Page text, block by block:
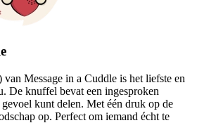
Message in a Cuddle is het liefste en
De knuffel bevat een ingesproken
kunt delen. Met één druk op de
op. Perfect om iemand écht te